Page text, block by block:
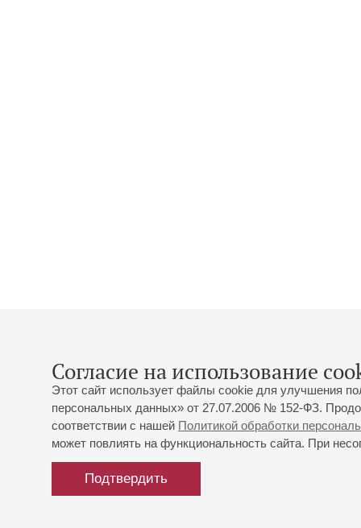
Согласие на использование
Этот сайт использует файлы cookie для улучшения
персональных данных» от 27.07.2006 № 152-ФЗ.
соответствии с нашей Политикой обработки
может повлиять на функциональность сайта. При
Подтвердить